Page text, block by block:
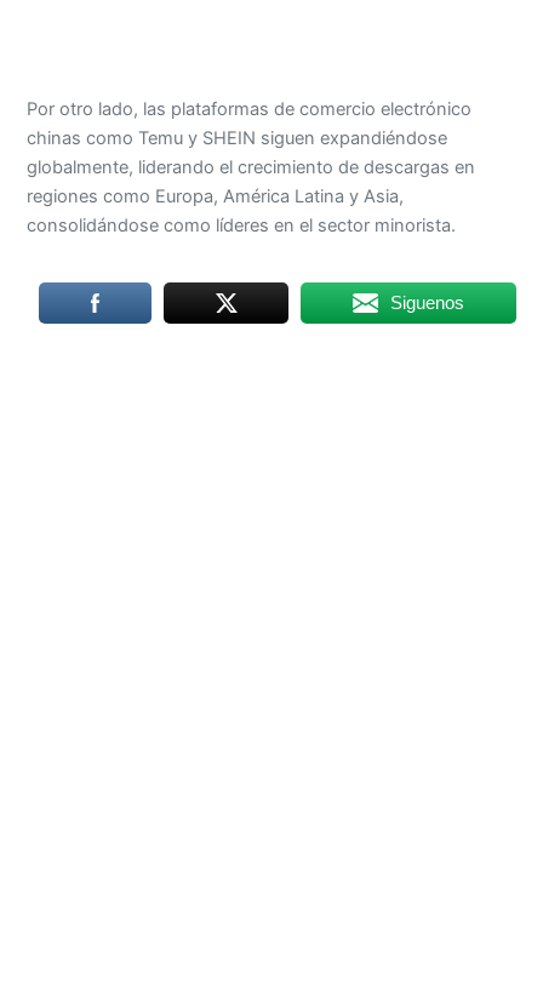
Por otro lado, las plataformas de comercio electrónico
chinas como Temu y SHEIN siguen expandiéndose
globalmente, liderando el crecimiento de descargas en
regiones como Europa, América Latina y Asia,
consolidándose como líderes en el sector minorista.
Siguenos